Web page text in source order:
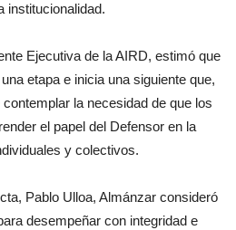
institucionalidad.
Ejecutiva de la AIRD, estimó que
etapa e inicia una siguiente que,
la necesidad de que los
el papel del Defensor en la
y colectivos.
Pablo Ulloa, Almánzar consideró
desempeñar con integridad e